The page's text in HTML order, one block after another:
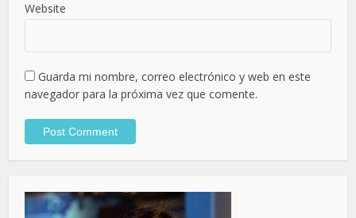
Website
Guarda mi nombre, correo electrónico y web en este
navegador para la próxima vez que comente.